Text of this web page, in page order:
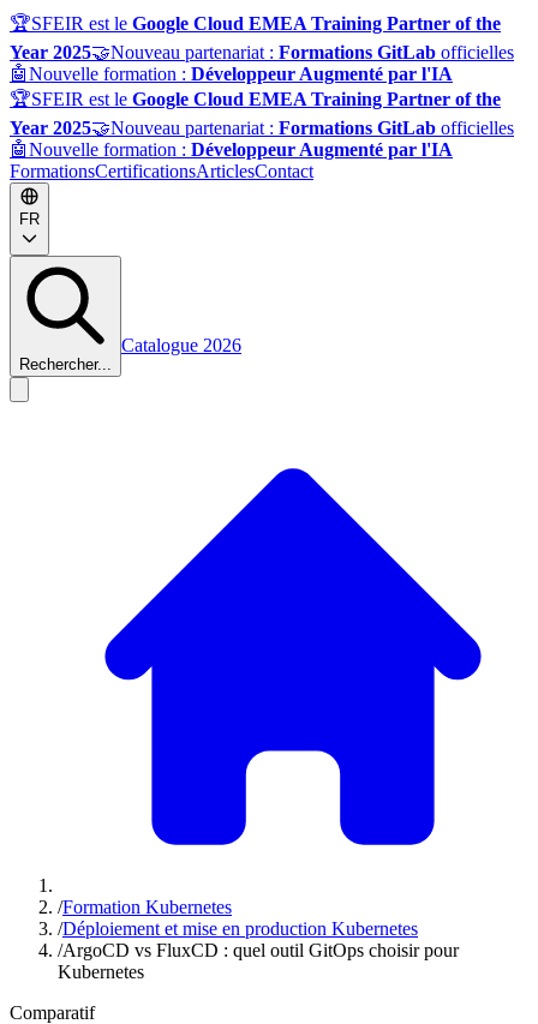
🏆SFEIR est le Google Cloud EMEA Training Partner of the
Year 2025🤝Nouveau partenariat : Formations GitLab officielles
🤖Nouvelle formation : Développeur Augmenté par l'IA
🏆SFEIR est le Google Cloud EMEA Training Partner of the
Year 2025🤝Nouveau partenariat : Formations GitLab officielles
🤖Nouvelle formation : Développeur Augmenté par l'IA
FormationsCertificationsArticlesContact
FR
Rechercher...
Catalogue 2026
/Formation Kubernetes
/Déploiement et mise en production Kubernetes
/ArgoCD vs FluxCD : quel outil GitOps choisir pour
Kubernetes
Comparatif